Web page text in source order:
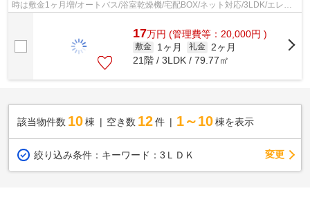
時は敷金1ヶ月増/オートバス/浴室乾燥機/宅配BOX/ネット対応/3LDK/エレベ
17万円 (管理費等：20,000円 )
敷金 1ヶ月 礼金
2ヶ月
21階 / 3LDK / 79.77㎡
該当物件数 10棟 空き数 12 件 1～10 棟を表示
絞り込み条件： キーワード：3ＬＤＫ 変更